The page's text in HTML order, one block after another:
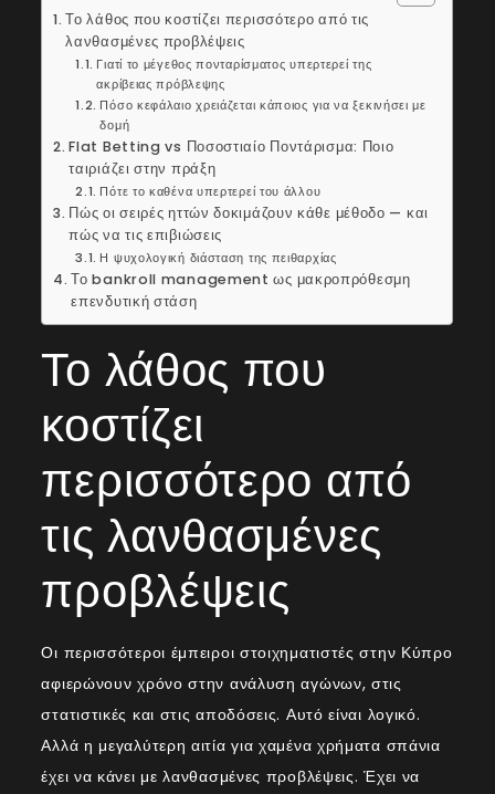
Το λάθος που κοστίζει περισσότερο από τις
λανθασμένες προβλέψεις
Γιατί το μέγεθος πονταρίσματος υπερτερεί της
ακρίβειας πρόβλεψης
Πόσο κεφάλαιο χρειάζεται κάποιος για να ξεκινήσει με
δομή
Flat Betting vs Ποσοστιαίο Ποντάρισμα: Ποιο
ταιριάζει στην πράξη
Πότε το καθένα υπερτερεί του άλλου
Πώς οι σειρές ηττών δοκιμάζουν κάθε μέθοδο — και
πώς να τις επιβιώσεις
Η ψυχολογική διάσταση της πειθαρχίας
Το bankroll management ως μακροπρόθεσμη
επενδυτική στάση
Το λάθος που
κοστίζει
περισσότερο από
τις λανθασμένες
προβλέψεις
Οι περισσότεροι έμπειροι στοιχηματιστές στην Κύπρο
αφιερώνουν χρόνο στην ανάλυση αγώνων, στις
στατιστικές και στις αποδόσεις. Αυτό είναι λογικό.
Αλλά η μεγαλύτερη αιτία για χαμένα χρήματα σπάνια
έχει να κάνει με λανθασμένες προβλέψεις. Έχει να